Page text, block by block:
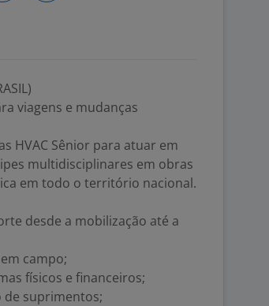
viagens e mudanças
HVAC Sênior para atuar em
multidisciplinares em obras
em todo o território nacional.
desde a mobilização até a
campo;
físicos e financeiros;
de suprimentos;